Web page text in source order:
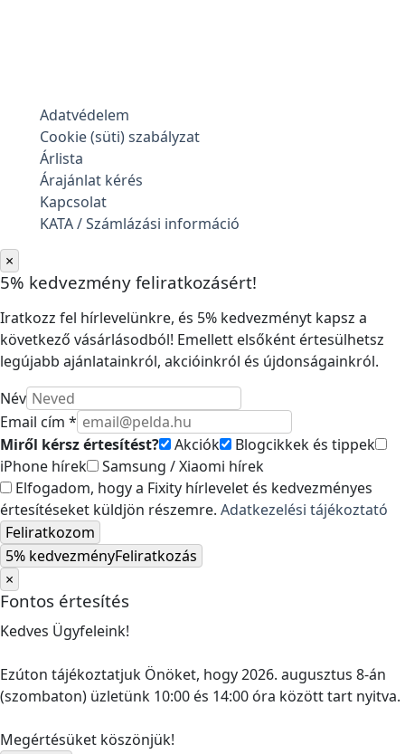
Adatvédelem
Cookie (süti) szabályzat
Árlista
Árajánlat kérés
Kapcsolat
KATA / Számlázási információ
×
5% kedvezmény feliratkozásért!
Iratkozz fel hírlevelünkre, és 5% kedvezményt kapsz a
következő vásárlásodból! Emellett elsőként értesülhetsz
legújabb ajánlatainkról, akcióinkról és újdonságainkról.
Név
Email cím *
Miről kérsz értesítést?
Akciók
Blogcikkek és tippek
iPhone hírek
Samsung / Xiaomi hírek
Elfogadom, hogy a Fixity hírlevelet és kedvezményes
értesítéseket küldjön részemre. Adatkezelési tájékoztató
Feliratkozom
5% kedvezményFeliratkozás
×
Fontos értesítés
Kedves Ügyfeleink!
Ezúton tájékoztatjuk Önöket, hogy 2026. augusztus 8-án
(szombaton) üzletünk 10:00 és 14:00 óra között tart nyitva.
Megértésüket köszönjük!